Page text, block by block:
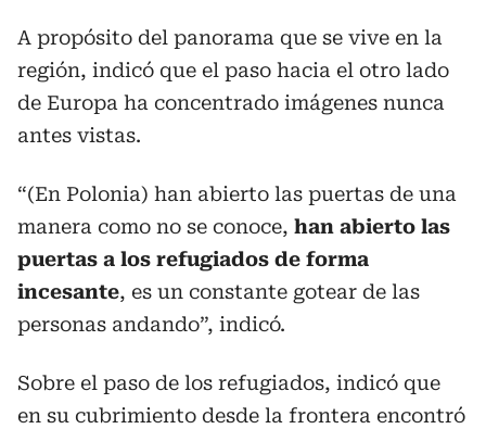
A propósito del panorama que se vive en la
región, indicó que el paso hacia el otro lado
de Europa ha concentrado imágenes nunca
antes vistas.
“(En Polonia) han abierto las puertas de una
manera como no se conoce, han abierto las
puertas a los refugiados de forma
incesante, es un constante gotear de las
personas andando”, indicó.
Sobre el paso de los refugiados, indicó que
en su cubrimiento desde la frontera encontró